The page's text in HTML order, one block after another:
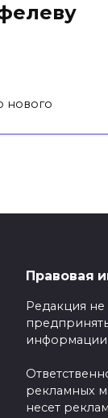
нового
Правовая
Редакция не
информации.
рекламных
несет